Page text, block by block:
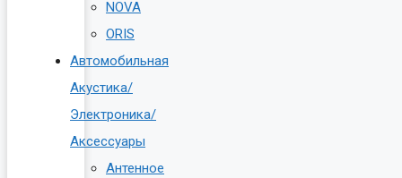
NOVA
ORIS
Автомобильная
Акустика/
Электроника/
Аксессуары
Антенное